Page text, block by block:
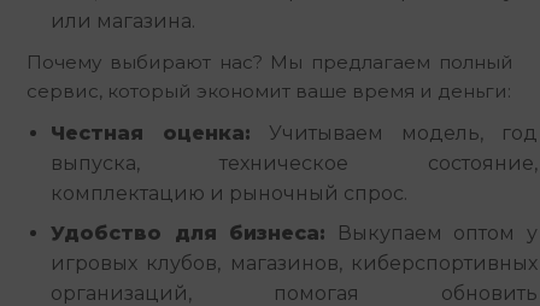
или магазина.
Почему выбирают нас? Мы предлагаем полный
сервис, который экономит ваше время и деньги:
Честная оценка: Учитываем модель, год
выпуска, техническое состояние,
комплектацию и рыночный спрос.
Удобство для бизнеса: Выкупаем оптом у
игровых клубов, магазинов, киберспортивных
организаций, помогая обновить